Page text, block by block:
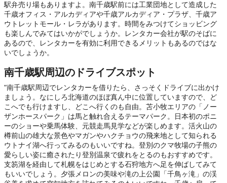
駅弁売り場もありますよ。南千歳駅前には工業団地として造成した
千歳オフィス・アルカディアや千歳アルカディア・プラザ、千歳ア
ウトレットモール・レラがあります。時間をみつけてショッビング
も楽しんでみてはいかがでしょうか。レンタカー会社が駅のそばに
あるので、レンタカーを有効に利用できるメリットもあるのではな
いでしょうか。
南千歳駅周辺のドライブスポット
"南千歳駅周辺でレンタカーを借りたら、さっそくドライブに出かけ
ましょう。なにしろ北海道のほぼ真ん中に位置していますので、ど
こへでも行けますし、どこへ行くのも自由。苫小牧エリアの「ノー
ザンホースパーク」は馬と触れ合えるテーマパーク。日本初のポニ
ーのショーや乗馬体験、元競走馬見学などが楽しめます。活火山の
樽前山の雄大な景色やマガンやハクチョウの飛来地として知られる
ウトナイ湖へ行ってみるのもいいですね。登別のクマ牧場の子熊の
愛らしい姿に癒されたり登別温泉で疲れをとるのもおすすめです。
支笏湖を経由して札幌をはじめとする石狩地方へ足を伸ばしてみて
もいいでしょう。夕張メロンの美味や滝の上公園「千鳥ヶ滝」の渓